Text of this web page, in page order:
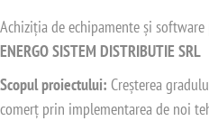
Achiziția de echipamente și
ENERGO SISTEM DISTRIBUTIE SRL
Scopul proiectului: Creșterea
comerț prin implementarea de noi